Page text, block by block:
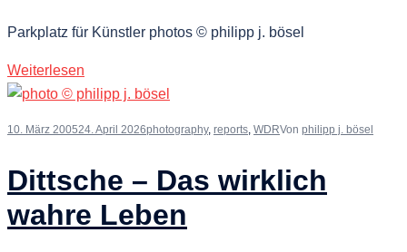
Parkplatz für Künstler photos © philipp j. bösel
Weiterlesen
10. März 200524. April 2026photography, reports, WDRVon philipp j. bösel
Dittsche – Das wirklich
wahre Leben